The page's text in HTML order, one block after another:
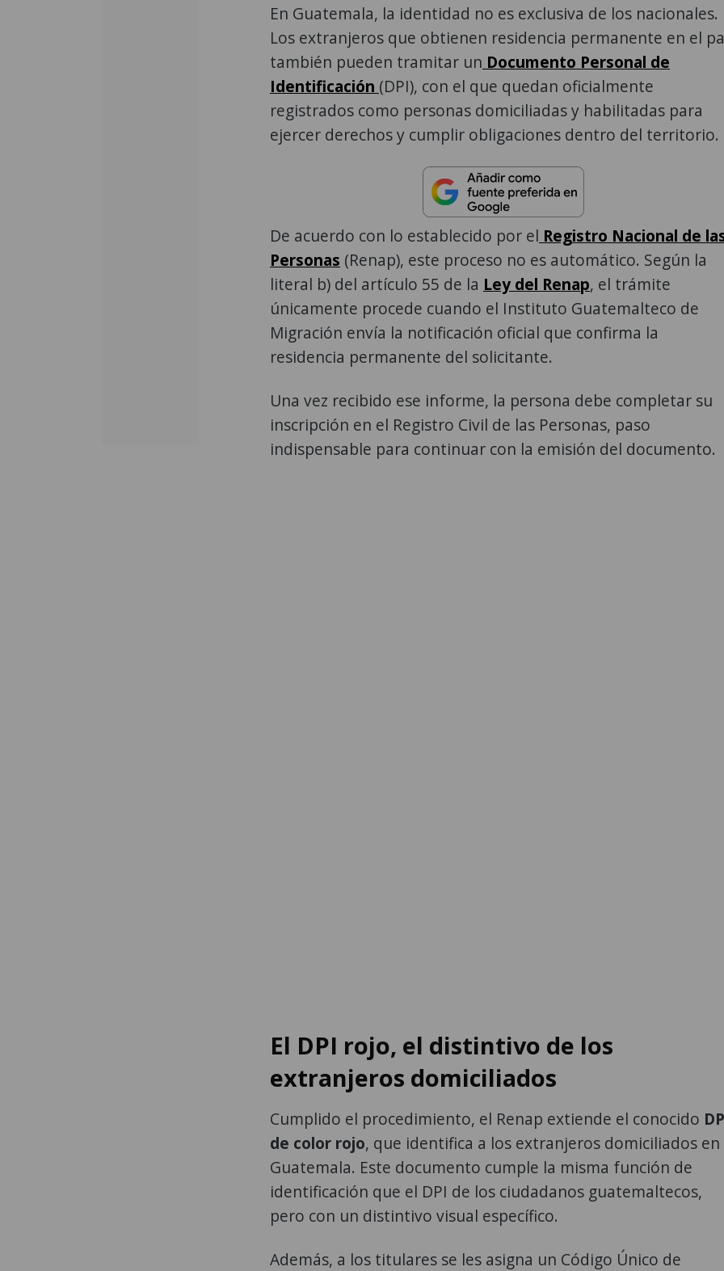
En Guatemala, la identidad no es exclusiva de los nacionales.
Los extranjeros que obtienen residencia permanente en el
también pueden tramitar un Documento Personal de
Identificación (DPI), con el que quedan oficialmente
registrados como personas domiciliadas y habilitadas para
ejercer derechos y cumplir obligaciones dentro del territorio.
De acuerdo con lo establecido por el Registro Nacional de
Personas (Renap), este proceso no es automático. Según la
literal b) del artículo 55 de la Ley del Renap, el trámite
únicamente procede cuando el Instituto Guatemalteco de
Migración envía la notificación oficial que confirma la
residencia permanente del solicitante.
Una vez recibido ese informe, la persona debe completar su
inscripción en el Registro Civil de las Personas, paso
indispensable para continuar con la emisión del documento.
El DPI rojo, el distintivo de los
extranjeros domiciliados
Cumplido el procedimiento, el Renap extiende el conocido
de color rojo, que identifica a los extranjeros domiciliados en
Guatemala. Este documento cumple la misma función de
identificación que el DPI de los ciudadanos guatemaltecos,
pero con un distintivo visual específico.
Además, a los titulares se les asigna un Código Único de